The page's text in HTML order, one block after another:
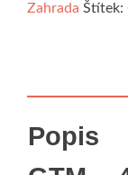
Zahrada Štítek:
Popis